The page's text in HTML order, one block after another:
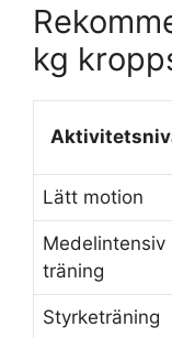
kg
Lätt motion
Medelintensiv
träning
Styrketräning